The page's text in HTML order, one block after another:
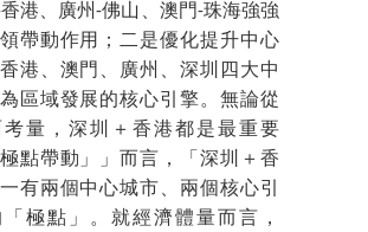
港、廣州-佛山、澳門-珠海強強
帶動作用；二是優化提升中心
港、澳門、廣州、深圳四大中
區域發展的核心引擎。無論從
量，深圳＋香港都是最重要
點帶動」」而言，「深圳＋香
有兩個中心城市、兩個核心引
極點」。就經濟體量而言，